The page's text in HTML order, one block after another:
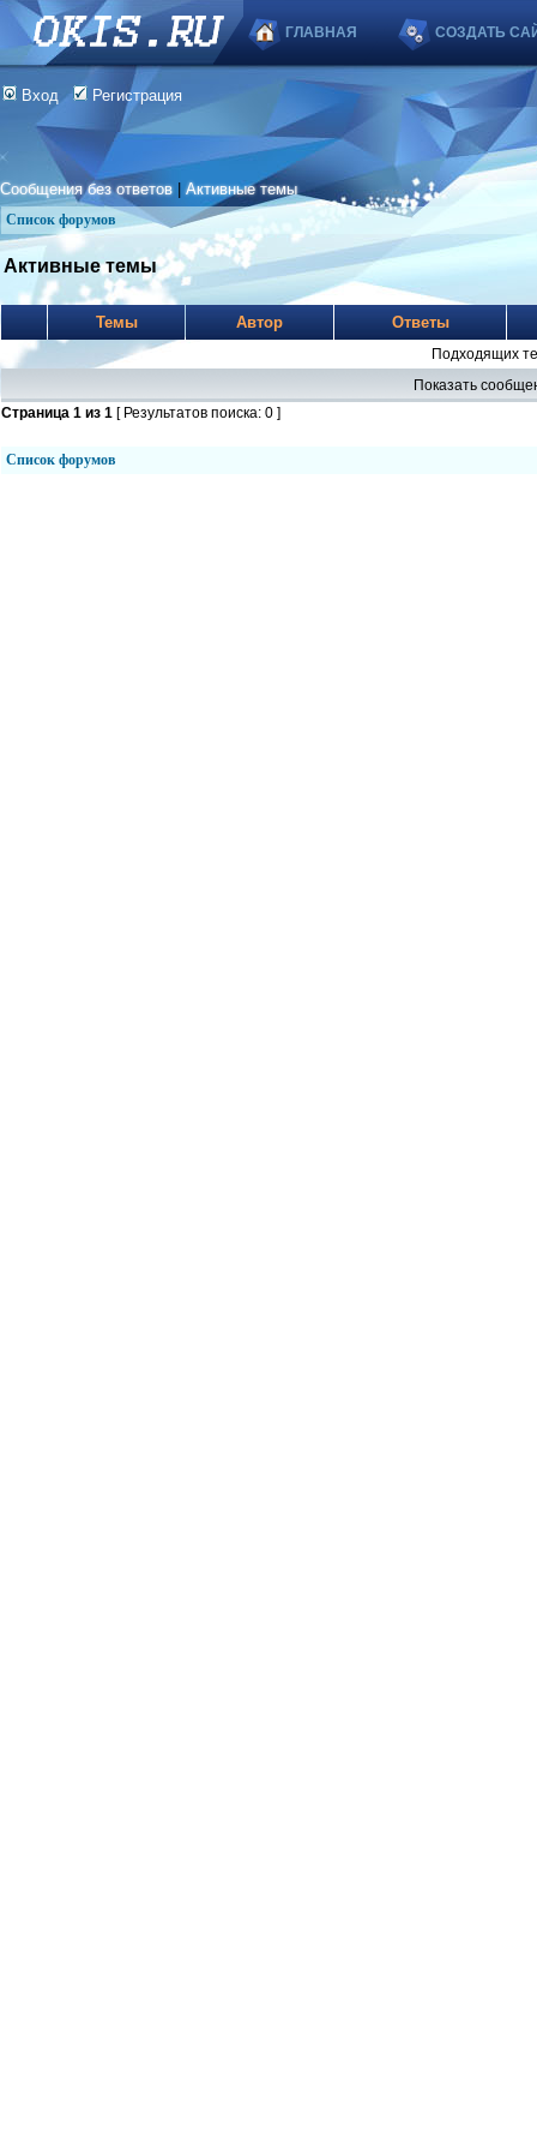
ГЛАВНАЯ СОЗДАТЬ
Вход Регистрация
Сообщения без ответов |Активные темы
Список форумов
Активные темы
Темы Автор Ответы
Подходящих
Показать
Страница 1 из 1 [ Результатов поиска: 0 ]
Список форумов